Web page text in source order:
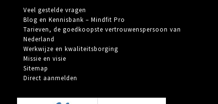
Veel gestelde vragen
Blog en Kennisbank – Mindfit Pro
Tarieven, de goedkoopste vertrouwenspersoon van
Nederland
Werkwijze en kwaliteitsborging
Missie en visie
Sitemap
Direct aanmelden